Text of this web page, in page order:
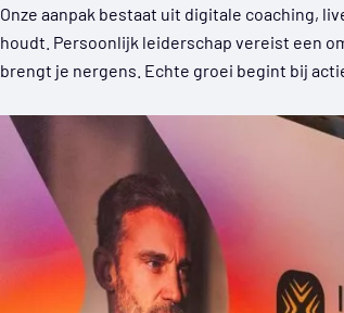
Onze aanpak bestaat uit digitale coaching,
houdt. Persoonlijk leiderschap vereist een
brengt je nergens. Echte groei begint bij